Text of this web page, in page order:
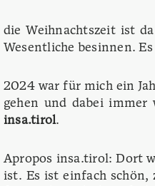
die Weihnachtszeit ist
Wesentliche besinnen.
2024 war für mich ein
gehen und dabei
insa.tirol.
Apropos insa.tirol: Dort
ist. Es ist einfach schön,